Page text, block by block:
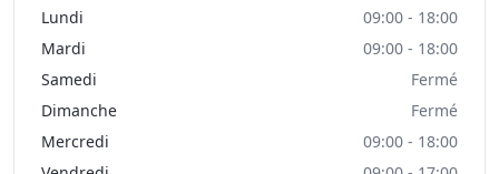
Lundi
09:00 - 18:00
Mardi
09:00 - 18:00
Samedi
Fermé
Dimanche
Fermé
Mercredi
09:00 - 18:00